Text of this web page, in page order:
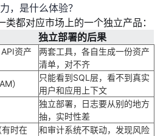
，是什么体验？
都对应市场上的一个独立产品：
独立部署的后果
资产
两套工具，各自生成一份资产
清单，对不齐
）
只能看到SQL层，看不到真实
用户和应用上下文
独立部署，日志要从别的地方
抽，实时性差
时在
和审计系统不联动，发现风险